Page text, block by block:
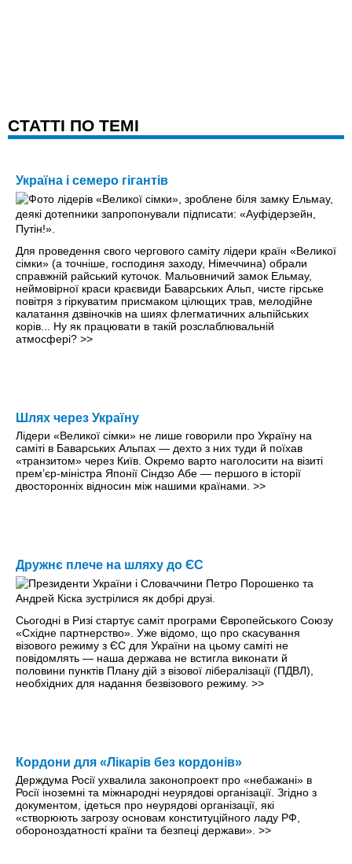
CТАТТІ ПО ТЕМІ
Україна і семеро гігантів
Для проведення свого чергового саміту лідери країн «Великої
сімки» (а точніше, господиня заходу, Німеччина) обрали
справжній райський куточок. Мальовничий замок Ельмау,
неймовірної краси краєвиди Баварських Альп, чисте гірське
повітря з гіркуватим присмаком цілющих трав, мелодійне
калатання дзвіночків на шиях флегматичних альпійських
корів... Ну як працювати в такій розслаблювальній
атмосфері? >>
Шлях через Україну
Лідери «Великої сімки» не лише говорили про Україну на
саміті в Баварських Альпах — дехто з них туди й поїхав
«транзитом» через Київ. Окремо варто наголосити на візиті
прем’єр-міністра Японії Сіндзо Абе — першого в історії
двосторонніх відносин між нашими країнами. >>
Дружнє плече на шляху до ЄС
Сьогодні в Ризі стартує саміт програми Європейського Союзу
«Східне партнерство». Уже відомо, що про скасування
візового режиму з ЄС для України на цьому саміті не
повідомлять — наша держава не встигла виконати й
половини пунктів Плану дій з візової лібералізації (ПДВЛ),
необхідних для надання безвізового режиму. >>
Кордони для «Лікарів без кордонів»
Держдума Росії ухвалила законопроект про «небажані» в
Росії іноземні та міжнародні неурядові організації. Згідно з
документом, ідеться про неурядові організації, які
«створюють загрозу основам конституційного ладу РФ,
обороноздатності країни та безпеці держави». >>